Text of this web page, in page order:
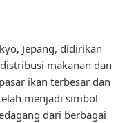
Jepang, didirikan
makanan dan
ikan terbesar dan
menjadi simbol
dari berbagai